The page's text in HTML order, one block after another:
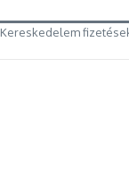
Kereskedelem